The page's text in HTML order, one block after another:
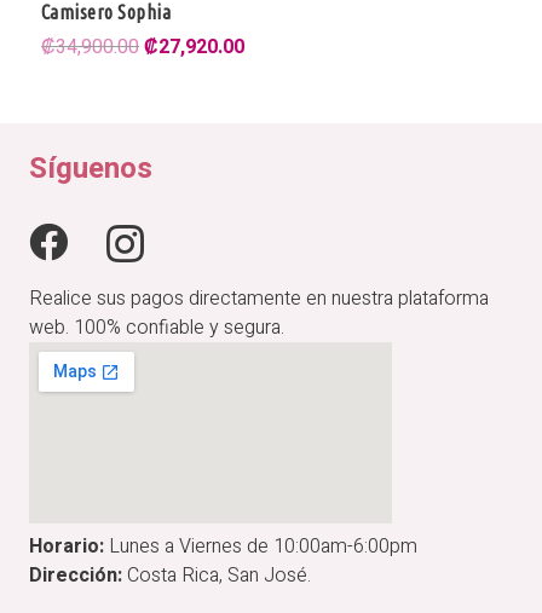
Camisero Sophia
₡34,900.00El
₡34,900.00.
₡27,920.00El
Síguenos
Realice sus pagos directamente en nuestra plataforma
web. 100% confiable y segura.
Horario: Lunes a Viernes de 10:00am-6:00pm
Dirección:Costa Rica, San José.